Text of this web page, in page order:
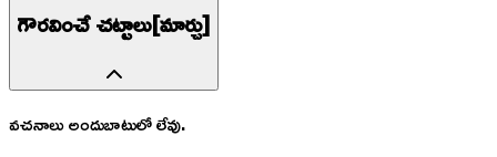
గౌరవించే చట్టాలు[మార్చు]
వచనాలు అందుబాటులో లేవు.